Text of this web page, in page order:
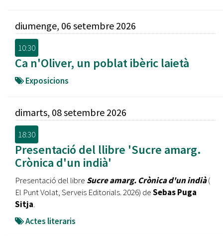
diumenge, 06 setembre 2026
10:30
Ca n'Oliver, un poblat ibèric laietà
Exposicions
dimarts, 08 setembre 2026
18:30
Presentació del llibre 'Sucre amarg.
Crònica d'un indià'
Presentació del libre Sucre amarg. Crònica d'un indià(‎
El Punt Volat, Serveis Editorials. 2026) deSebas Puga
Sitja.
Actes literaris